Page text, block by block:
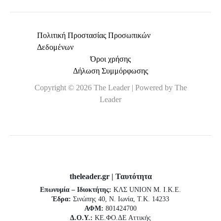
Πολιτική Προστασίας Προσωπικών
Δεδομένων
Όροι χρήσης
Δήλωση Συμμόρφωσης
Copyright © 2026 The Leader | Powered by The
Leader
theleader.gr | Ταυτότητα
Επωνυμία – Ιδιοκτήτης: ΚΛΣ UNION Μ. Ι.Κ.Ε.
Έδρα: Σινώπης 40, Ν. Ιωνία, Τ.Κ. 14233
ΑΦΜ: 801424700
Δ.Ο.Υ.: ΚΕ.ΦΟ.ΔΕ Αττικής